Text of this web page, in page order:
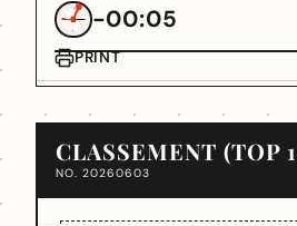
-00:05
PRINT
CLASSEMENT (TOP
NO. 20260603